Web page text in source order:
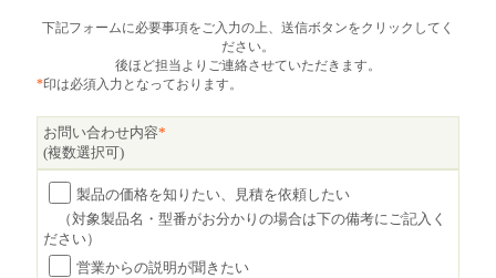
下記フォームに必要事項をご入力の上、送信ボタンをクリックしてく
ださい。
後ほど担当よりご連絡させていただきます。
*印は必須入力となっております。
お問い合わせ内容*
(複数選択可)
製品の価格を知りたい、見積を依頼したい
（対象製品名・型番がお分かりの場合は下の備考にご記入く
ださい）
営業からの説明が聞きたい